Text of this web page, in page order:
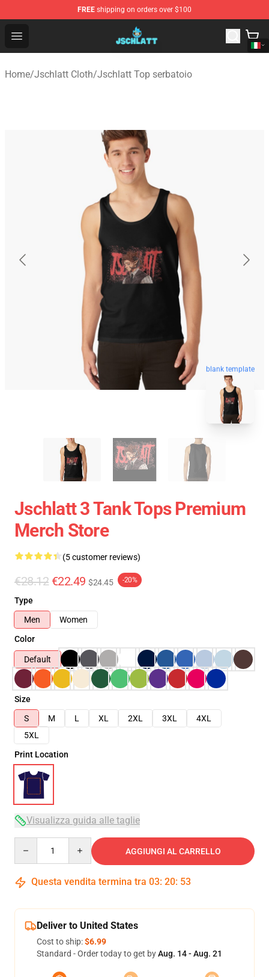
FREE shipping on orders over $100
Open menu
Jschlatt Store - Official Jschlatt Merchandise Shop
Home/Jschlatt Cloth/Jschlatt Top serbatoio
blank template
Jschlatt 3 Tank Tops Premium
Merch Store
(5 customer reviews)
€28.12 €22.49 $24.45 -20%
Type
Men
Women
Color
Default
Size
S
M L XL 2XL 3XL
4XL
5XL
Print Location
Visualizza guida alle taglie
AGGIUNGI AL CARRELLO
Questa vendita termina tra 03: 20: 52
Deliver to United States
Cost to ship:$6.99
Standard - Order today to get byAug. 14 - Aug. 21